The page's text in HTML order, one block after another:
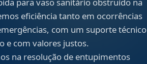
para vaso sanitário obstruído na
eficiência tanto em ocorrências
com um suporte técnico
e com valores justos.
na resolução de entupimentos